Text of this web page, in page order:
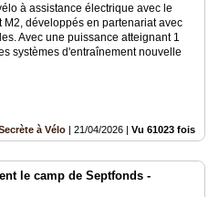
à assistance électrique avec le
développés en partenariat avec
Avec une puissance atteignant 1
systèmes d'entraînement nouvelle
à Vélo | 21/04/2026 | Vu 61023 fois
le camp de Septfonds -